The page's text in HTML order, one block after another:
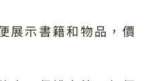
展示書籍和物品，價